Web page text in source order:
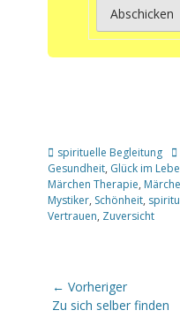
Kategorien
spirituelle Begleitung
Gesundheit, Glück im
Märchen Therapie,
Mystiker, Schönheit,
Vertrauen, Zuversicht
← Vorheriger
Vorheriger
Zu sich selber finden